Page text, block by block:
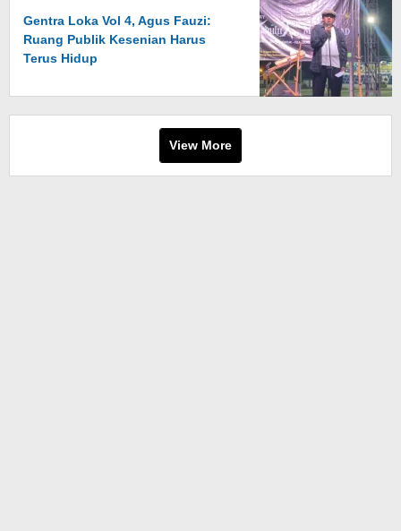
Gentra Loka Vol 4, Agus Fauzi:
Ruang Publik Kesenian Harus
Terus Hidup
View More